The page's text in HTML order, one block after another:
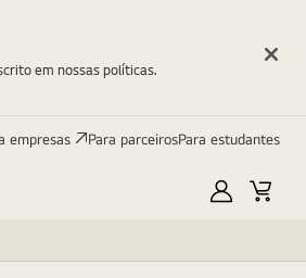
empresas Para parceirosPara estudantes
Minha
em nossas políticas.